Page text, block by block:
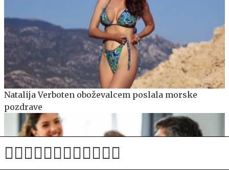
Natalija Verboten oboževalcem poslala morske
pozdrave